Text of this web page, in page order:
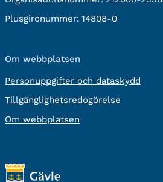
Plusgironummer: 14808-0
Om webbplatsen
Personuppgifter och dataskydd
Tillgänglighetsredogörelse
Om webbplatsen